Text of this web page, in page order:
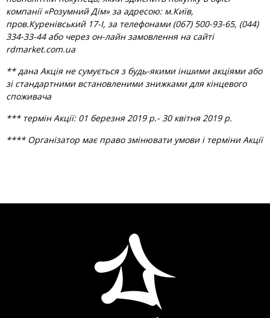
компанії «Розумний Дім» за адресою: м.Київ,
пров.Куренівський 17-І, за телефонами (067) 500-93-65, (044)
334-33-44 або через он-лайн замовлення на сайті
rdmarket.com.ua
** дана Акція не сумується з будь-якими іншими акціями або
зі стандартними встановленими знижками для кінцевого
споживача
*** термін Акції: 01 березня 2019 р.- 30 квітня 2019 р.
**** Організатор має право змінювати умови і терміни Акції